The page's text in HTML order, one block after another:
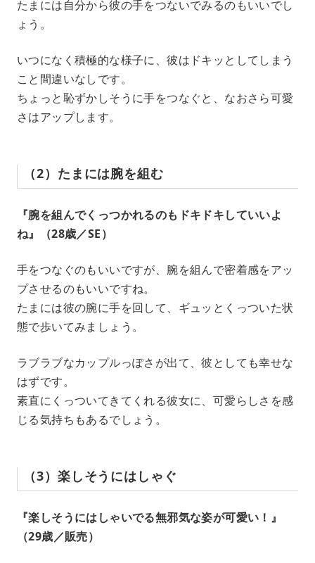
たまには自分から彼の手をつないでみるのもいいでし
ょう。
いつになく積極的な様子に、彼はドキッとしてしまう
こと間違いなしです。
ちょっと恥ずかしそうに手をつなぐと、なおさら可愛
さはアップします。
（2）たまには腕を組む
『腕を組んでくっつかれるのもドキドキしていいよ
ね』（28歳／SE）
手をつなぐのもいいですが、腕を組んで密着感をアッ
プさせるのもいいですね。
たまには彼の腕に手を回して、ギュッとくっついた状
態で歩いてみましょう。
ラブラブなカップルっぽさが出て、彼としても幸せな
はずです。
素直にくっついてきてくれる彼女に、可愛らしさを感
じる気持ちもあるでしょう。
（3）楽しそうにはしゃぐ
『楽しそうにはしゃいでる無邪気な姿が可愛い！』
（29歳／販売）